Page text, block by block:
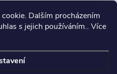
Dalším procházením
s jejich používáním.. Více